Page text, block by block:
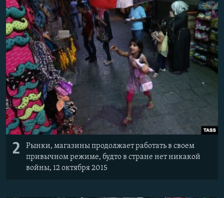
2
Рынки, магазины продолжает работать в своем
привычном режиме, будто в стране нет никакой
войны, 12 октября 2015